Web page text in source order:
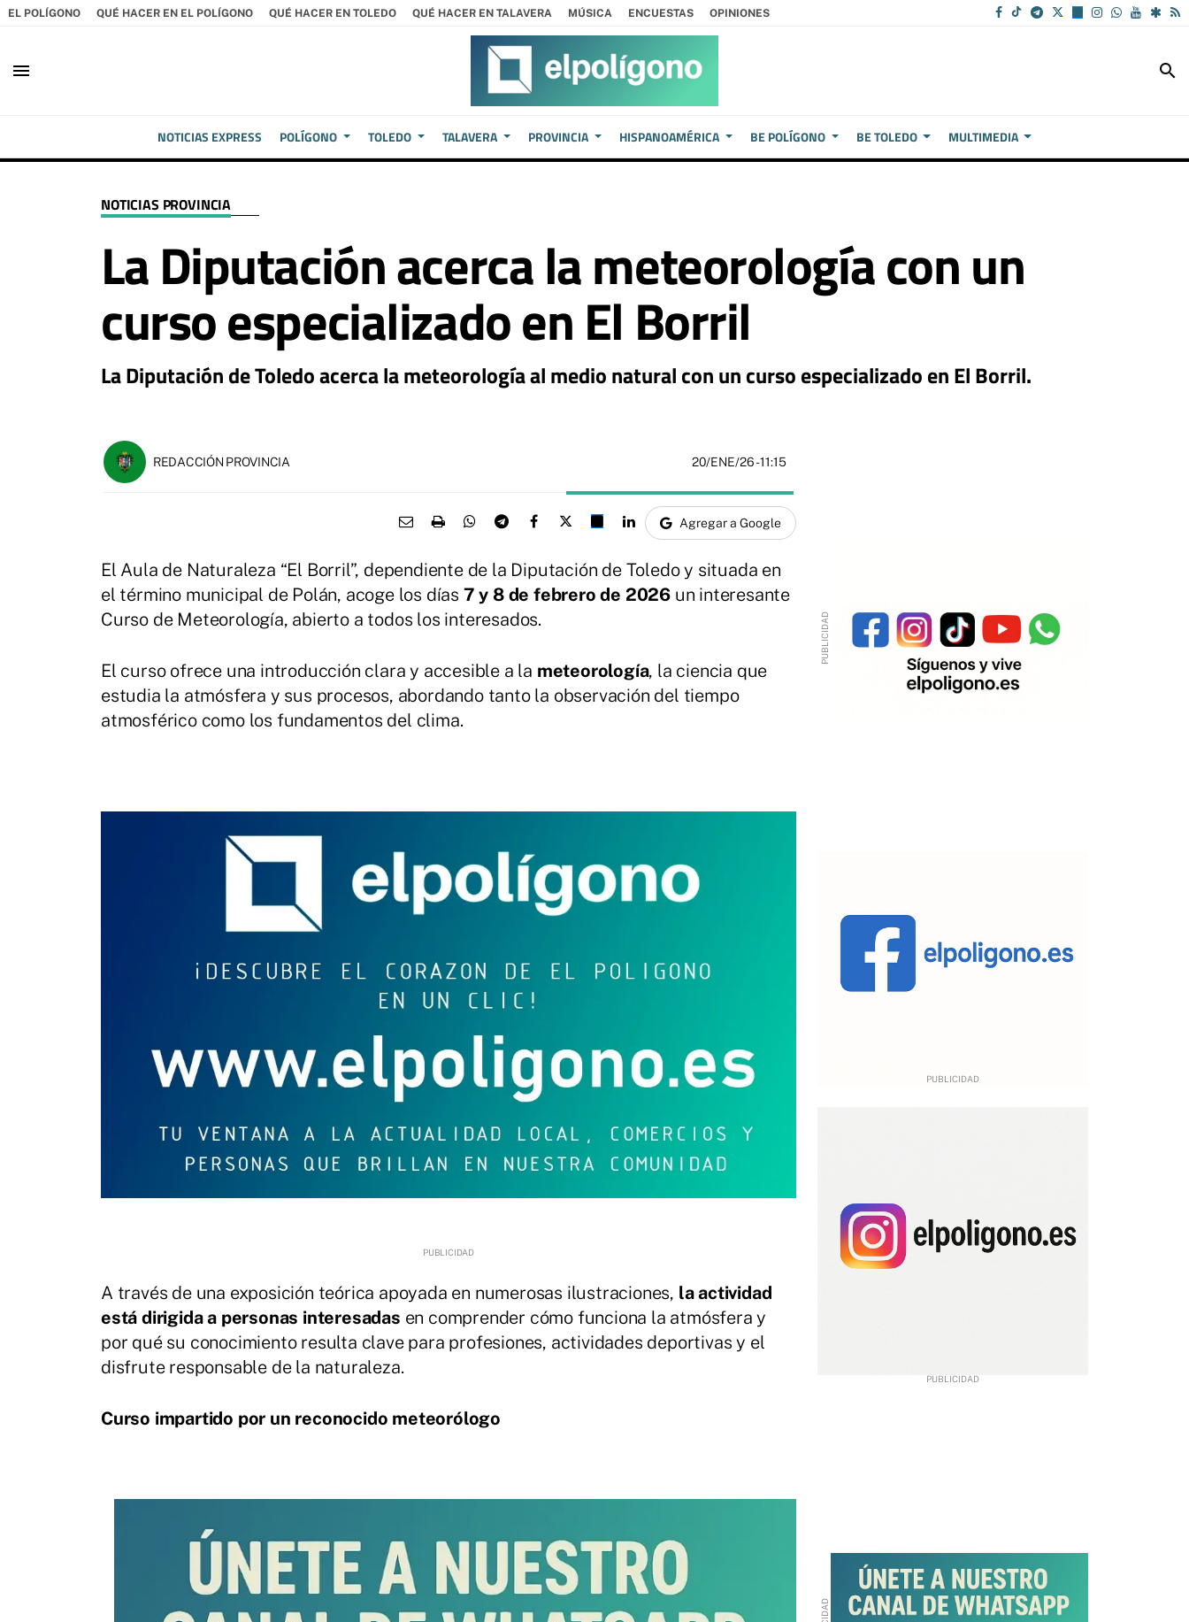
EL POLÍGONO QUÉ HACER EN EL POLÍGONO QUÉ HACER EN TOLEDO QUÉ HACER EN TALAVERA MÚSICA ENCUESTAS OPINIONES
menu search
NOTICIAS EXPRESS POLÍGONO TOLEDO TALAVERA PROVINCIA HISPANOAMÉRICA BE POLÍGONO BE TOLEDO MULTIMEDIA
NOTICIAS PROVINCIA
La Diputación acerca la meteorología con un
curso especializado en El Borril
La Diputación de Toledo acerca la meteorología al medio natural con un curso especializado en El Borril.
REDACCIÓN PROVINCIA 20/ENE/26- 11:15
Agregar a Google
El Aula de Naturaleza “El Borril”, dependiente de la Diputación de Toledo y situada en
el término municipal de Polán, acoge los días 7 y 8 de febrero de 2026 un interesante
Curso de Meteorología, abierto a todos los interesados.
El curso ofrece una introducción clara y accesible a la meteorología, la ciencia que
estudia la atmósfera y sus procesos, abordando tanto la observación del tiempo
atmosférico como los fundamentos del clima.
A través de una exposición teórica apoyada en numerosas ilustraciones, la actividad
está dirigida a personas interesadas en comprender cómo funciona la atmósfera y
por qué su conocimiento resulta clave para profesiones, actividades deportivas y el
disfrute responsable de la naturaleza.
Curso impartido por un reconocido meteorólogo